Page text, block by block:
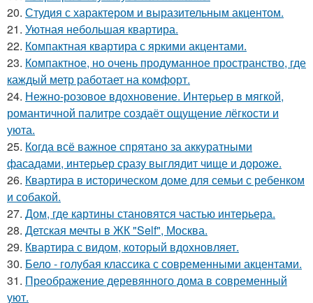
20. Студия с характером и выразительным акцентом.
21. Уютная небольшая квартира.
22. Компактная квартира с яркими акцентами.
23. Компактное, но очень продуманное пространство, где
каждый метр работает на комфорт.
24. Нежно-розовое вдохновение. Интерьер в мягкой,
романтичной палитре создаёт ощущение лёгкости и
уюта.
25. Когда всё важное спрятано за аккуратными
фасадами, интерьер сразу выглядит чище и дороже.
26. Квартира в историческом доме для семьи с ребенком
и собакой.
27. Дом, где картины становятся частью интерьера.
28. Детская мечты в ЖК "Self", Москва.
29. Квартира с видом, который вдохновляет.
30. Бело - голубая классика с современными акцентами.
31. Преображение деревянного дома в современный
уют.